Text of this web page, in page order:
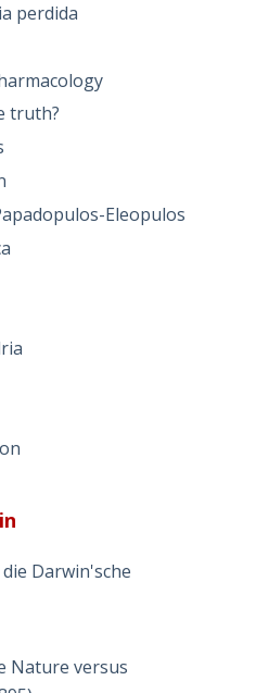
perdida
truth?
Eleopulos
Darwin'sche
Nature versus